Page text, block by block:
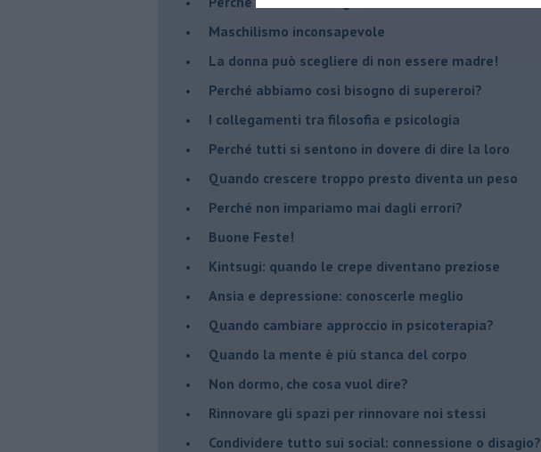
​Maschilismo inconsapevole
​La donna può scegliere di non essere madre!
​Perché abbiamo così bisogno di supereroi?
​I collegamenti tra filosofia e psicologia
​Perché tutti si sentono in dovere di dire la loro
​Quando crescere troppo presto diventa un peso
​Perché non impariamo mai dagli errori?
​Buone Feste!
​Kintsugi: quando le crepe diventano preziose
Ansia e depressione: conoscerle meglio
Quando cambiare approccio in psicoterapia?
​Quando la mente è più stanca del corpo
Non dormo, che cosa vuol dire?
​Rinnovare gli spazi per rinnovare noi stessi
​Condividere tutto sui social: connessione o disagio?